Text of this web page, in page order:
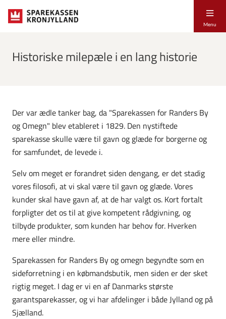
Menu
Historiske milepæle i en lang historie
Der var ædle tanker bag, da "Sparekassen for Randers By
og Omegn" blev etableret i 1829. Den nystiftede
sparekasse skulle være til gavn og glæde for borgerne og
for samfundet, de levede i.
Selv om meget er forandret siden dengang, er det stadig
vores filosofi, at vi skal være til gavn og glæde. Vores
kunder skal have gavn af, at de har valgt os. Kort fortalt
forpligter det os til at give kompetent rådgivning, og
tilbyde produkter, som kunden har behov for. Hverken
mere eller mindre.
Sparekassen for Randers By og omegn begyndte som en
sideforretning i en købmandsbutik, men siden er der sket
rigtig meget. I dag er vi en af Danmarks største
garantsparekasser, og vi har afdelinger i både Jylland og på
Sjælland.